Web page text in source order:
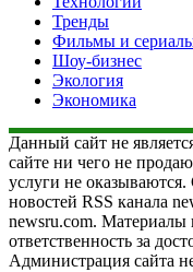
Тренды
Фильмы и
Шоу-бизнес
Экология
Экономика
Данный сайт не
сайте ни чего не
услуги не оказываются.
новостей RSS канала
newsru.com. Материалы
ответственность за
Администрация сайта